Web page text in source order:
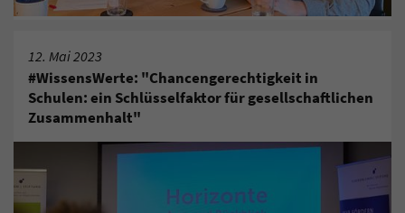
12. Mai 2023
#WissensWerte: "Chancengerechtigkeit in
Schulen: ein Schlüsselfaktor für gesellschaftlichen
Zusammenhalt"